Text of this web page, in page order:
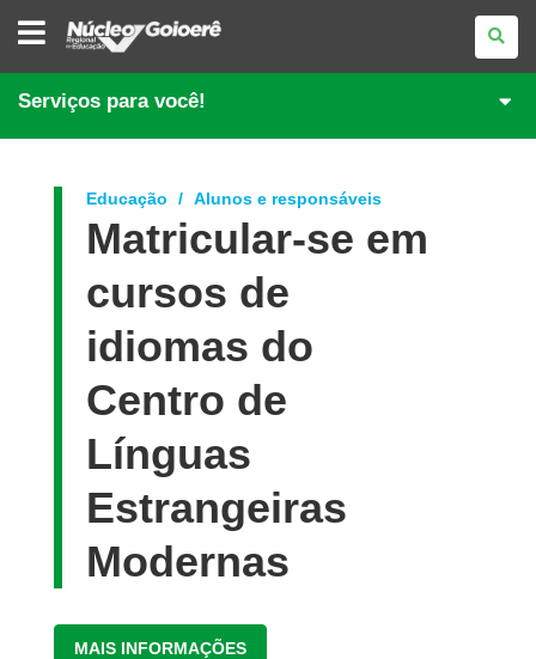
NÚCLEO
REGIONAL
EDUCAÇÃO
DE
GOIOERÊ
Serviços para você!
Educação Alunos e responsáveis
Matricular-se em
cursos de
idiomas do
Centro de
Línguas
Estrangeiras
Modernas
MAIS INFORMAÇÕES